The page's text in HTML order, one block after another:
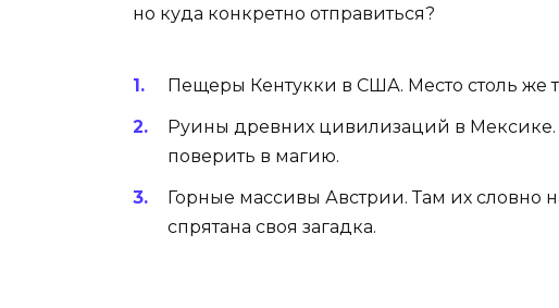
но куда конкретно отправиться?
Пещеры Кентукки в США. Место столь же
Руины древних цивилизаций в Мексике.
поверить в магию.
Горные массивы Австрии. Там их словно
спрятана своя загадка.